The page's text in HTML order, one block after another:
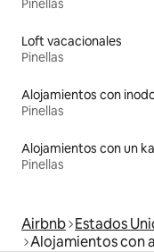
Loft vacacionales
Pinellas
Pinellas
Alojamientos con un
Pinellas
Airbnb Estados
Alojamientos con